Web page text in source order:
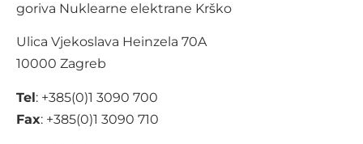
goriva Nuklearne elektrane Krško
Ulica Vjekoslava Heinzela 70A
10000 Zagreb
Tel: +385(0)1 3090 700
Fax: +385(0)1 3090 710